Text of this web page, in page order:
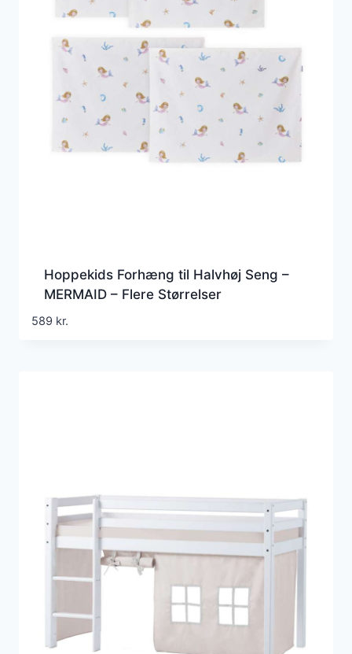
Hoppekids Forhæng til Halvhøj Seng –
MERMAID – Flere Størrelser
589 kr.